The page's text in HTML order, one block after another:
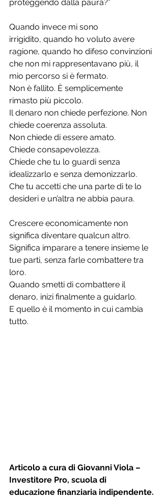
proteggendo dalla paura?”
Quando invece mi sono
irrigidito, quando ho voluto avere
ragione, quando ho difeso convinzioni
che non mi rappresentavano più, il
mio percorso si è fermato.
Non è fallito. È semplicemente
rimasto più piccolo.
Il denaro non chiede perfezione. Non
chiede coerenza assoluta.
Non chiede di essere amato.
Chiede consapevolezza.
Chiede che tu lo guardi senza
idealizzarlo e senza demonizzarlo.
Che tu accetti che una parte di te lo
desideri e un’altra ne abbia paura.
Crescere economicamente non
significa diventare qualcun altro.
Significa imparare a tenere insieme le
tue parti, senza farle combattere tra
loro.
Quando smetti di combattere il
denaro, inizi finalmente a guidarlo.
E quello è il momento in cui cambia
tutto.
Articolo a cura di Giovanni Viola –
Investitore Pro, scuola di
educazione finanziaria indipendente.